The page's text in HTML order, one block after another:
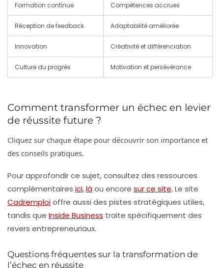
Formation continue Compétences accrues
Réception de feedback Adaptabilité améliorée
Innovation Créativité et différenciation
Culture du progrès Motivation et persévérance
Comment transformer un échec en levier
de réussite future ?
Cliquez sur chaque étape pour découvrir son importance et
des conseils pratiques.
Pour approfondir ce sujet, consultez des ressources
complémentaires ici,làou encore sur ce site. Le site
Cadremploioffre aussi des pistes stratégiques utiles,
tandis que Inside Business traite spécifiquement des
revers entrepreneuriaux.
Questions fréquentes sur la transformation de
l’échec en réussite